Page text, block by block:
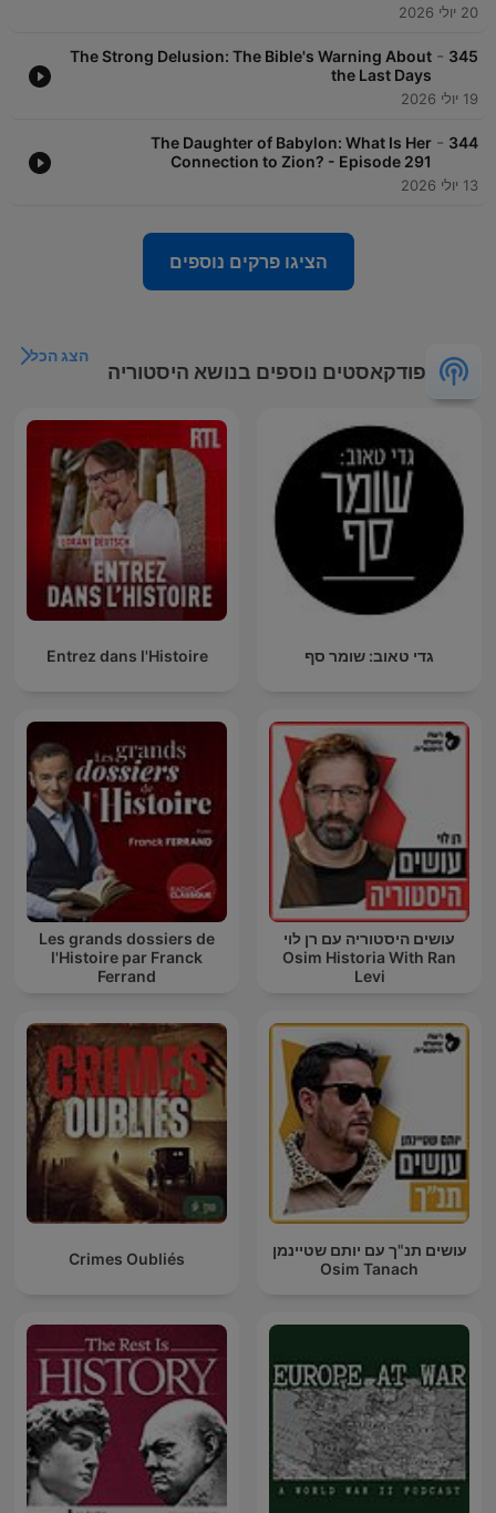
20 יולי 2026
345
-
The Strong Delusion: The Bible's Warning About
the Last Days
19 יולי 2026
344
-
The Daughter of Babylon: What Is Her
Connection to Zion? - Episode 291
13 יולי 2026
הציגו פרקים נוספים
פודקאסטים נוספים בנושא היסטוריה
הצג הכל
גדי טאוב: שומר סף Entrez dans l'Histoire
עושים היסטוריה עם רן לוי
Osim Historia With Ran
Levi
Les grands dossiers de
l'Histoire par Franck
Ferrand
עושים תנ"ך עם יותם שטיינמן
Osim Tanach
Crimes Oubliés